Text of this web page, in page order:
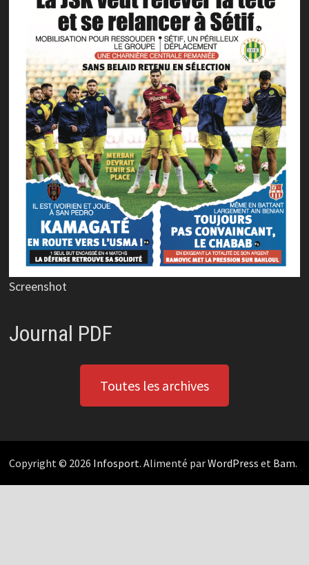
Screenshot
Journal PDF
Toutes les archives
Copyright © 2026 Infosport. Alimenté parWordPress et Bam.